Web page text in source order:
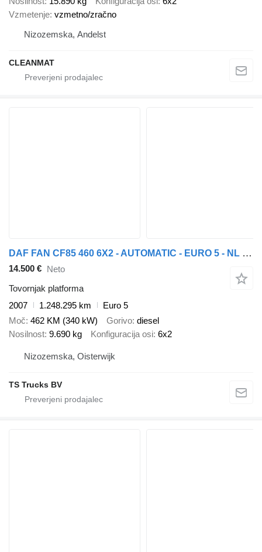
Vzmetenje vzmetno/zračno
Nizozemska, Andelst
CLEANMAT
DAF FAN CF85 460 6X2 - AUTOMATIC - EURO 5 - NL TRUCK - TOP!
14.500 € Neto
Tovornjak platforma
2007
1.248.295 km
Euro 5
Moč 462 KM (340 kW) Gorivo diesel
Nosilnost 9.690 kg Konfiguracija osi 6x2
Nizozemska, Oisterwijk
TS Trucks BV